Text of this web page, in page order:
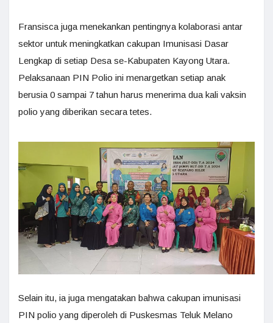
Fransisca juga menekankan pentingnya kolaborasi antar
sektor untuk meningkatkan cakupan Imunisasi Dasar
Lengkap di setiap Desa se-Kabupaten Kayong Utara.
Pelaksanaan PIN Polio ini menargetkan setiap anak
berusia 0 sampai 7 tahun harus menerima dua kali vaksin
polio yang diberikan secara tetes.
Selain itu, ia juga mengatakan bahwa cakupan imunisasi
PIN polio yang diperoleh di Puskesmas Teluk Melano